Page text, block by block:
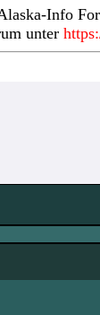
Info
unter